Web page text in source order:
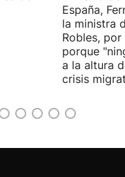
España,
la ministra
Robles,
porque
a la altura
crisis